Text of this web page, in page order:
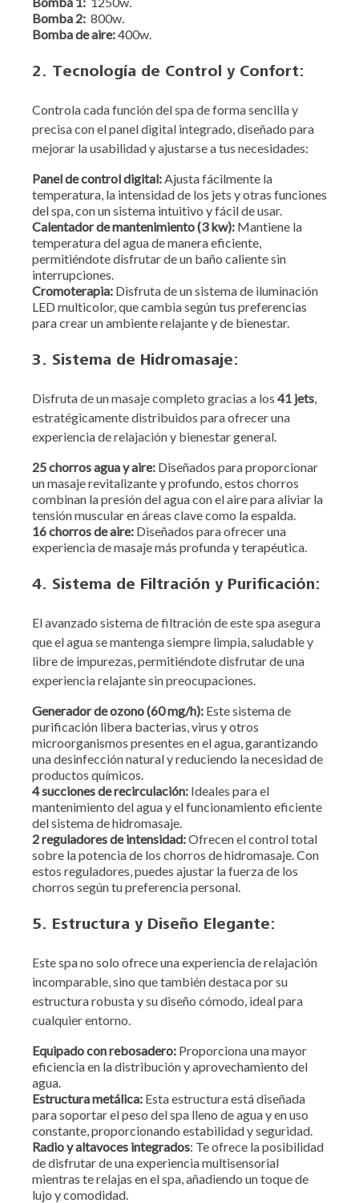
Bomba 2: 800w.
Bomba de aire:400w.
2. Tecnología de Control y Confort:
Controla cada función del spa de forma sencilla y
precisa con el panel digital integrado, diseñado para
mejorar la usabilidad y ajustarse a tus necesidades:
Panel de control digital: Ajusta fácilmente la
temperatura, la intensidad de los jets y otras funciones
del spa, con un sistema intuitivo y fácil de usar.
Calentador de mantenimiento (3 kw): Mantiene la
temperatura del agua de manera eficiente,
permitiéndote disfrutar de un baño caliente sin
interrupciones.
Cromoterapia: Disfruta de un sistema de iluminación
LED multicolor, que cambia según tus preferencias
para crear un ambiente relajante y de bienestar.
3. Sistema de Hidromasaje:
Disfruta de un masaje completo gracias a los 41 jets
estratégicamente distribuidos para ofrecer una
experiencia de relajación y bienestar general.
25 chorros agua y aire: Diseñados para proporcionar
un masaje revitalizante y profundo, estos chorros
combinan la presión del agua con el aire para aliviar la
tensión muscular en áreas clave como la espalda.
16 chorros de aire: Diseñados para ofrecer una
experiencia de masaje más profunda y terapéutica.
4. Sistema de Filtración y Purificación:
El avanzado sistema de filtración de este spa asegura
que el agua se mantenga siempre limpia, saludable y
libre de impurezas, permitiéndote disfrutar de una
experiencia relajante sin preocupaciones.
Generador de ozono (60 mg/h): Este sistema de
purificación libera bacterias, virus y otros
microorganismos presentes en el agua, garantizando
una desinfección natural y reduciendo la necesidad de
productos químicos.
4 succiones de recirculación: Ideales para el
mantenimiento del agua y el funcionamiento eficiente
del sistema de hidromasaje.
2 reguladores de intensidad:Ofrecen el control total
sobre la potencia de los chorros de hidromasaje. Con
estos reguladores, puedes ajustar la fuerza de los
chorros según tu preferencia personal.
5. Estructura y Diseño Elegante:
Este spa no solo ofrece una experiencia de relajación
incomparable, sino que también destaca por su
estructura robusta y su diseño cómodo, ideal para
cualquier entorno.
Equipado con rebosadero: Proporciona una mayor
eficiencia en la distribución y aprovechamiento del
agua.
Estructura metálica: Esta estructura está diseñada
para soportar el peso del spa lleno de agua y en uso
constante, proporcionando estabilidad y seguridad.
Radio y altavoces integrados: Te ofrece la posibilidad
de disfrutar de una experiencia multisensorial
mientras te relajas en el spa, añadiendo un toque de
lujo y comodidad.